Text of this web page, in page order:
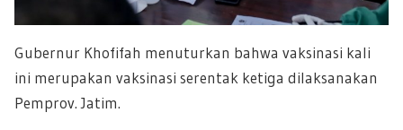
Gubernur Khofifah menuturkan bahwa vaksinasi kali
ini merupakan vaksinasi serentak ketiga dilaksanakan
Pemprov. Jatim.